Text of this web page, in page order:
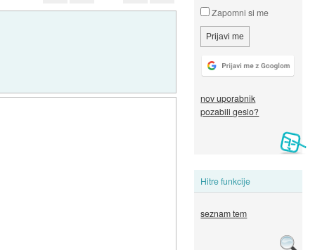
Zapomni si me
nov uporabnik
pozabili geslo?
Hitre funkcije
seznam tem